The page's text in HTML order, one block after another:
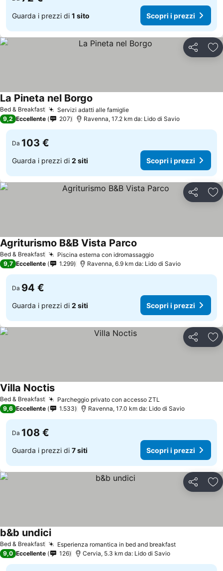
Guarda i prezzi di 1 sito Scopri i prezzi
Condividi
Bed & Breakfast Servizi adatti alle famiglieScopri i prezzi
La Pineta nel Borgo
9,2 Eccellente 207 Ravenna, 17.2 km da: Lido di Savio
Da 103 €
Guarda i prezzi di 2 siti Scopri i prezzi
Condividi
Bed & Breakfast Piscina esterna con idromassaggioScopri i prezzi
Agriturismo B&B Vista Parco
9,7 Eccellente 1.299 Ravenna, 6.9 km da: Lido di Savio
Da 94 €
Guarda i prezzi di 2 siti Scopri i prezzi
Condividi
Bed & Breakfast Parcheggio privato con accesso ZTL Scopri i prezzi
Villa NoctisScopri i prezzi
9,6 Eccellente 1.533 Ravenna, 17.0 km da: Lido di Savio
Da 108 €
Guarda i prezzi di 7 siti Scopri i prezzi
Condividi
Bed & Breakfast Esperienza romantica in bed and breakfastScopri i
b&b undiciScopri i prezzi
9,0 Eccellente 126 Cervia, 5.3 km da: Lido di Savio